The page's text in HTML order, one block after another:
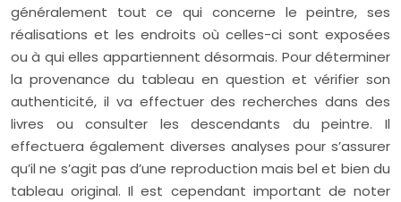
généralement tout ce qui concerne le peintre, ses
réalisations et les endroits où celles-ci sont exposées
ou à qui elles appartiennent désormais. Pour déterminer
la provenance du tableau en question et vérifier son
authenticité, il va effectuer des recherches dans des
livres ou consulter les descendants du peintre. Il
effectuera également diverses analyses pour s’assurer
qu’il ne s’agit pas d’une reproduction mais bel et bien du
tableau original. Il est cependant important de noter